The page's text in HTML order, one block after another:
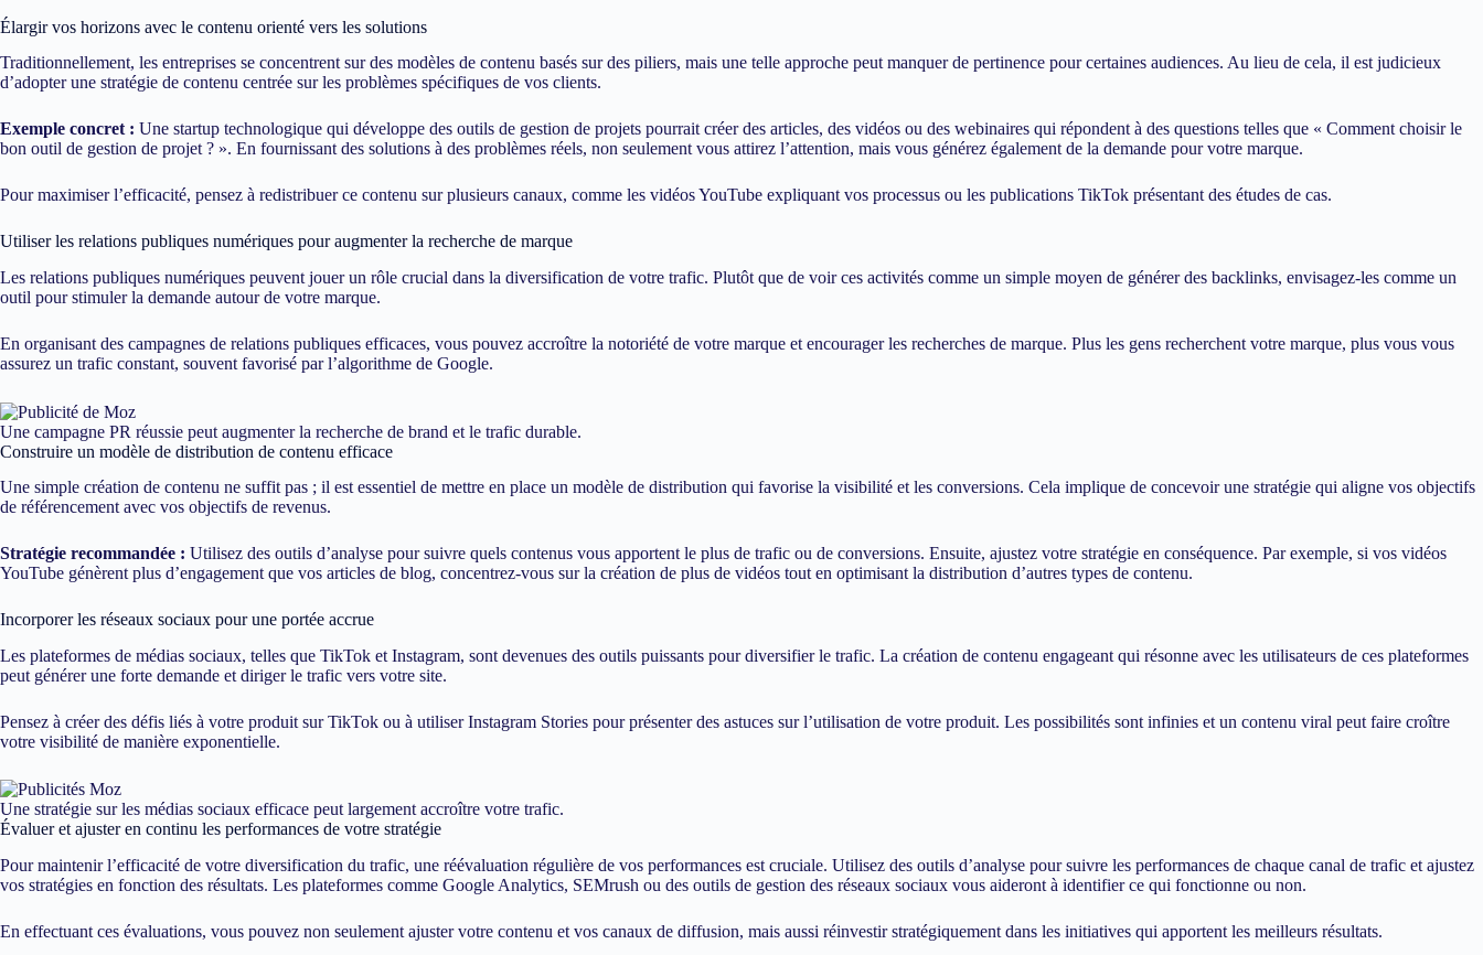
Élargir vos horizons avec le contenu orienté vers les solutions
Traditionnellement, les entreprises se concentrent sur des modèles de contenu basés sur des piliers, mais une telle approche peut manquer de pertinence pour certaines audiences. Au lieu de cela, il est judicieux
d’adopter une stratégie de contenu centrée sur les problèmes spécifiques de vos clients.
Exemple concret : Une startup technologique qui développe des outils de gestion de projets pourrait créer des articles, des vidéos ou des webinaires qui répondent à des questions telles que « Comment choisir le
bon outil de gestion de projet ? ». En fournissant des solutions à des problèmes réels, non seulement vous attirez l’attention, mais vous générez également de la demande pour votre marque.
Pour maximiser l’efficacité, pensez à redistribuer ce contenu sur plusieurs canaux, comme les vidéos YouTube expliquant vos processus ou les publications TikTok présentant des études de cas.
Utiliser les relations publiques numériques pour augmenter la recherche de marque
Les relations publiques numériques peuvent jouer un rôle crucial dans la diversification de votre trafic. Plutôt que de voir ces activités comme un simple moyen de générer des backlinks, envisagez-les comme un
outil pour stimuler la demande autour de votre marque.
En organisant des campagnes de relations publiques efficaces, vous pouvez accroître la notoriété de votre marque et encourager les recherches de marque. Plus les gens recherchent votre marque, plus vous vous
assurez un trafic constant, souvent favorisé par l’algorithme de Google.
Une campagne PR réussie peut augmenter la recherche de brand et le trafic durable.
Construire un modèle de distribution de contenu efficace
Une simple création de contenu ne suffit pas ; il est essentiel de mettre en place un modèle de distribution qui favorise la visibilité et les conversions. Cela implique de concevoir une stratégie qui aligne vos objectifs
de référencement avec vos objectifs de revenus.
Stratégie recommandée : Utilisez des outils d’analyse pour suivre quels contenus vous apportent le plus de trafic ou de conversions. Ensuite, ajustez votre stratégie en conséquence. Par exemple, si vos vidéos
YouTube génèrent plus d’engagement que vos articles de blog, concentrez-vous sur la création de plus de vidéos tout en optimisant la distribution d’autres types de contenu.
Incorporer les réseaux sociaux pour une portée accrue
Les plateformes de médias sociaux, telles que TikTok et Instagram, sont devenues des outils puissants pour diversifier le trafic. La création de contenu engageant qui résonne avec les utilisateurs de ces plateformes
peut générer une forte demande et diriger le trafic vers votre site.
Pensez à créer des défis liés à votre produit sur TikTok ou à utiliser Instagram Stories pour présenter des astuces sur l’utilisation de votre produit. Les possibilités sont infinies et un contenu viral peut faire croître
votre visibilité de manière exponentielle.
Une stratégie sur les médias sociaux efficace peut largement accroître votre trafic.
Évaluer et ajuster en continu les performances de votre stratégie
Pour maintenir l’efficacité de votre diversification du trafic, une réévaluation régulière de vos performances est cruciale. Utilisez des outils d’analyse pour suivre les performances de chaque canal de trafic et ajustez
vos stratégies en fonction des résultats. Les plateformes comme Google Analytics, SEMrush ou des outils de gestion des réseaux sociaux vous aideront à identifier ce qui fonctionne ou non.
En effectuant ces évaluations, vous pouvez non seulement ajuster votre contenu et vos canaux de diffusion, mais aussi réinvestir stratégiquement dans les initiatives qui apportent les meilleurs résultats.